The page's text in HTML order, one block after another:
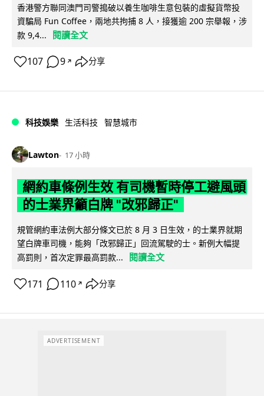
香港警方聯同澳門司警搗破以養生咖啡生意包裝的虛擬貨幣投
資騙局 Fun Coffee，兩地共拘捕 8 人，接獲逾 200 宗舉報，涉
款 9,4...
閱讀全文
107 9 ↗ 分享
科技娛樂 生活科技 智慧城市
Lawton 17 小時
網約車條例生效 有司機暫時停工避風頭
的士業界籲白牌 "改邪歸正"
規管網約車法例大部分條文已於 8 月 3 日生效，的士業界就期
望白牌車司機，能夠「改邪歸正」回流駕駛的士。新例大幅提
高罰則，首次定罪最高罰款...
閱讀全文
171 110 ↗ 分享
ADVERTISEMENT